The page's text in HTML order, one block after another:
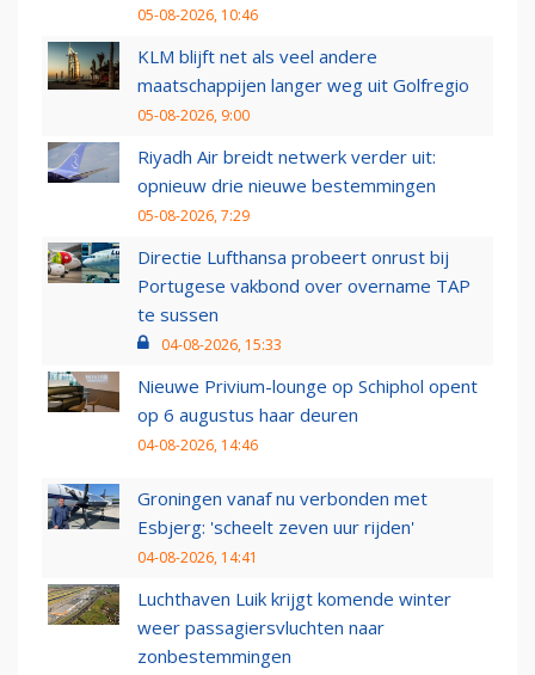
05-08-2026, 10:46
KLM blijft net als veel andere
maatschappijen langer weg uit Golfregio
05-08-2026, 9:00
Riyadh Air breidt netwerk verder uit:
opnieuw drie nieuwe bestemmingen
05-08-2026, 7:29
Directie Lufthansa probeert onrust bij
Portugese vakbond over overname TAP
te sussen
04-08-2026, 15:33
Nieuwe Privium-lounge op Schiphol opent
op 6 augustus haar deuren
04-08-2026, 14:46
Groningen vanaf nu verbonden met
Esbjerg: 'scheelt zeven uur rijden'
04-08-2026, 14:41
Luchthaven Luik krijgt komende winter
weer passagiersvluchten naar
zonbestemmingen